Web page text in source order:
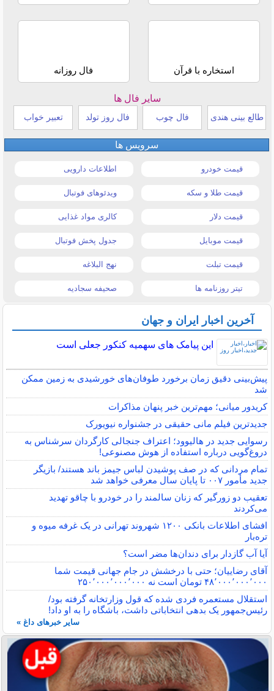
استخاره با قرآن فال روزانه
سایر فال ها
طالع بینی هندی فال چوب فال روز تولد تعبیر خواب
سرویس ها
قیمت خودرو اطلاعات دارویی
قیمت طلا و سکه ویدئوهای فوتبال
قیمت دلار کالری مواد غذایی
قیمت موبایل جدول پخش فوتبال
قیمت تبلت نهج البلاغه
تیتر روزنامه ها صحیفه سجادیه
آخرین اخبار ایران و جهان
این پیامک های سهمیه کنکور جعلی است
پیش‌بینی دقیق زمان برخورد طوفان‌های خورشیدی به زمین ممکن
شد
کریدور میانی؛ مهم‌ترین خبر پنهان مذاکرات
جدیدترین فیلم مانی حقیقی در جشنواره نیویورک
رسوایی جدید در هالیوود؛ اعتراف جنجالی کارگردان سرشناس به
دروغ‌گویی درباره استفاده از هوش مصنوعی!
تمام مردانی که در صف پوشیدن لباس جیمز باند هستند/ بازیگر
جدید مأمور ۰۰۷ تا پایان سال معرفی خواهد شد
تعقیب دو زورگیر که زنان سالمند را در خودرو با چاقو تهدید
می‌کردند
افشای اطلاعات بانکی ۱۲۰۰ شهروند تهرانی در یک غرفه میوه و
تره‌بار
آیا آب گازدار برای دندان‌ها مضر است؟
آقای رضاییان؛ حتی با درخشش در جام جهانی قیمت شما
۴۸٬۰۰۰٬۰۰۰٬۰۰۰ تومان است نه ۲۵۰٬۰۰۰٬۰۰۰٬۰۰۰
استقلال مستعمره فردی شده که قول وزارتخانه گرفته بود/
رئیس‌جمهور یک بدهی انتخاباتی داشت، باشگاه را به او داد!
سایر خبرهای داغ »